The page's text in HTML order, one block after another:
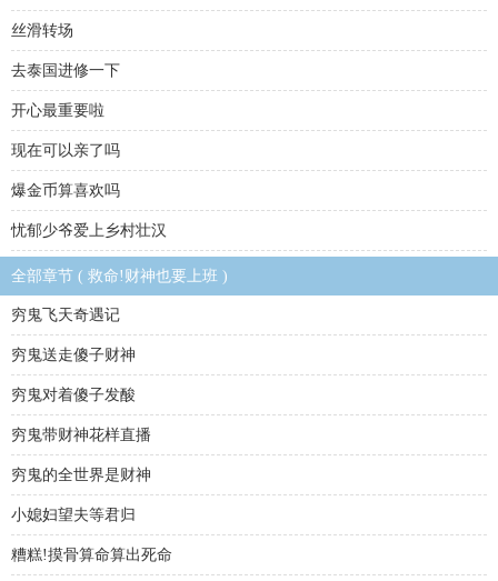
丝滑转场
去泰国进修一下
开心最重要啦
现在可以亲了吗
爆金币算喜欢吗
忧郁少爷爱上乡村壮汉
全部章节 ( 救命!财神也要上班 )
穷鬼飞天奇遇记
穷鬼送走傻子财神
穷鬼对着傻子发酸
穷鬼带财神花样直播
穷鬼的全世界是财神
小媳妇望夫等君归
糟糕!摸骨算命算出死命